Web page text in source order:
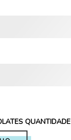
QUANTIDADE